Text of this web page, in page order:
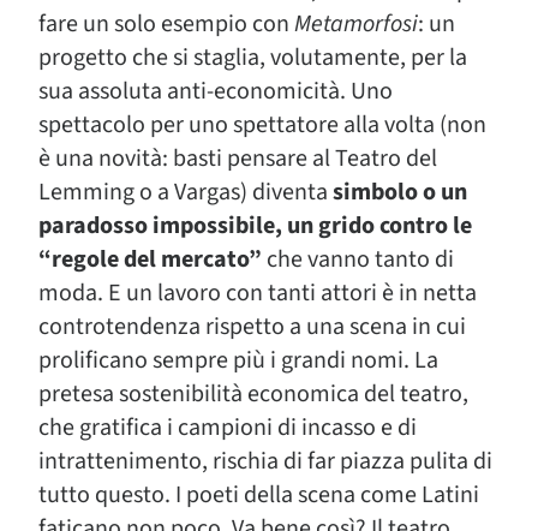
fare un solo esempio conMetamorfosi: un
progetto che si staglia, volutamente, per la
sua assoluta anti-economicità. Uno
spettacolo per uno spettatore alla volta (non
è una novità: basti pensare al Teatro del
Lemming o a Vargas) diventasimbolo o un
paradosso impossibile, un grido contro le
“regole del mercato” che vanno tanto di
moda. E un lavoro con tanti attori è in netta
controtendenza rispetto a una scena in cui
prolificano sempre più i grandi nomi. La
pretesa sostenibilità economica del teatro,
che gratifica i campioni di incasso e di
intrattenimento, rischia di far piazza pulita di
tutto questo. I poeti della scena come Latini